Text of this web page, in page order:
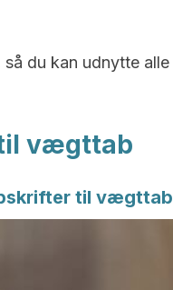
du kan udnytte alle
vægttab
til vægttab